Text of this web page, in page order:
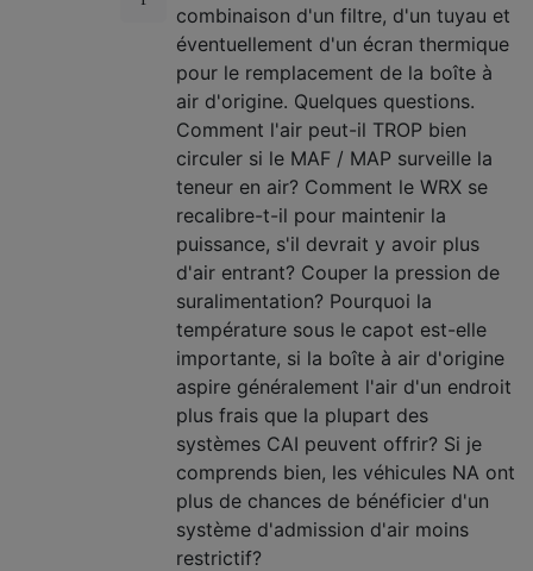
combinaison d'un filtre, d'un tuyau et
éventuellement d'un écran thermique
pour le remplacement de la boîte à
air d'origine. Quelques questions.
Comment l'air peut-il TROP bien
circuler si le MAF / MAP surveille la
teneur en air? Comment le WRX se
recalibre-t-il pour maintenir la
puissance, s'il devrait y avoir plus
d'air entrant? Couper la pression de
suralimentation? Pourquoi la
température sous le capot est-elle
importante, si la boîte à air d'origine
aspire généralement l'air d'un endroit
plus frais que la plupart des
systèmes CAI peuvent offrir? Si je
comprends bien, les véhicules NA ont
plus de chances de bénéficier d'un
système d'admission d'air moins
restrictif?